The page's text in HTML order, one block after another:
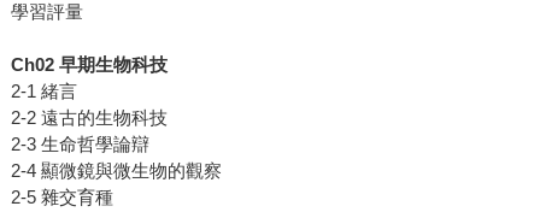
學習評量
Ch02 早期生物科技
2-1 緒言
2-2 遠古的生物科技
2-3 生命哲學論辯
2-4 顯微鏡與微生物的觀察
2-5 雜交育種